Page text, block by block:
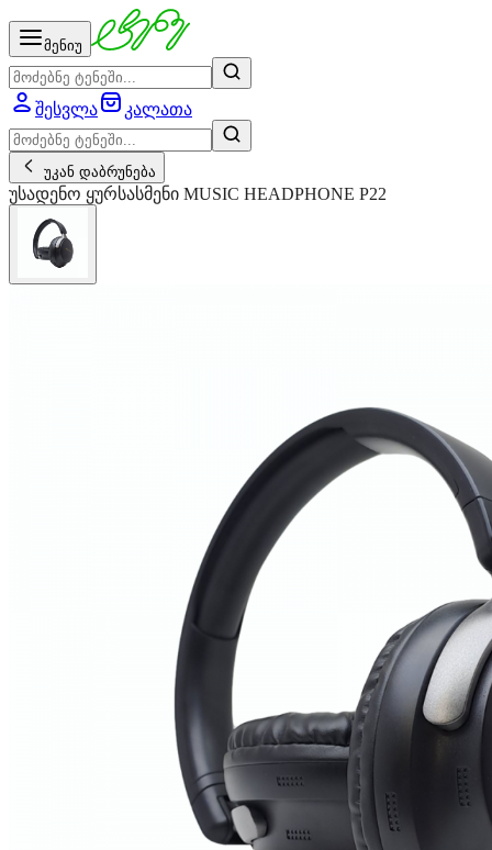
მენიუ
შესვლა კალათა
უკან დაბრუნება
უსადენო ყურსასმენი MUSIC HEADPHONE P22